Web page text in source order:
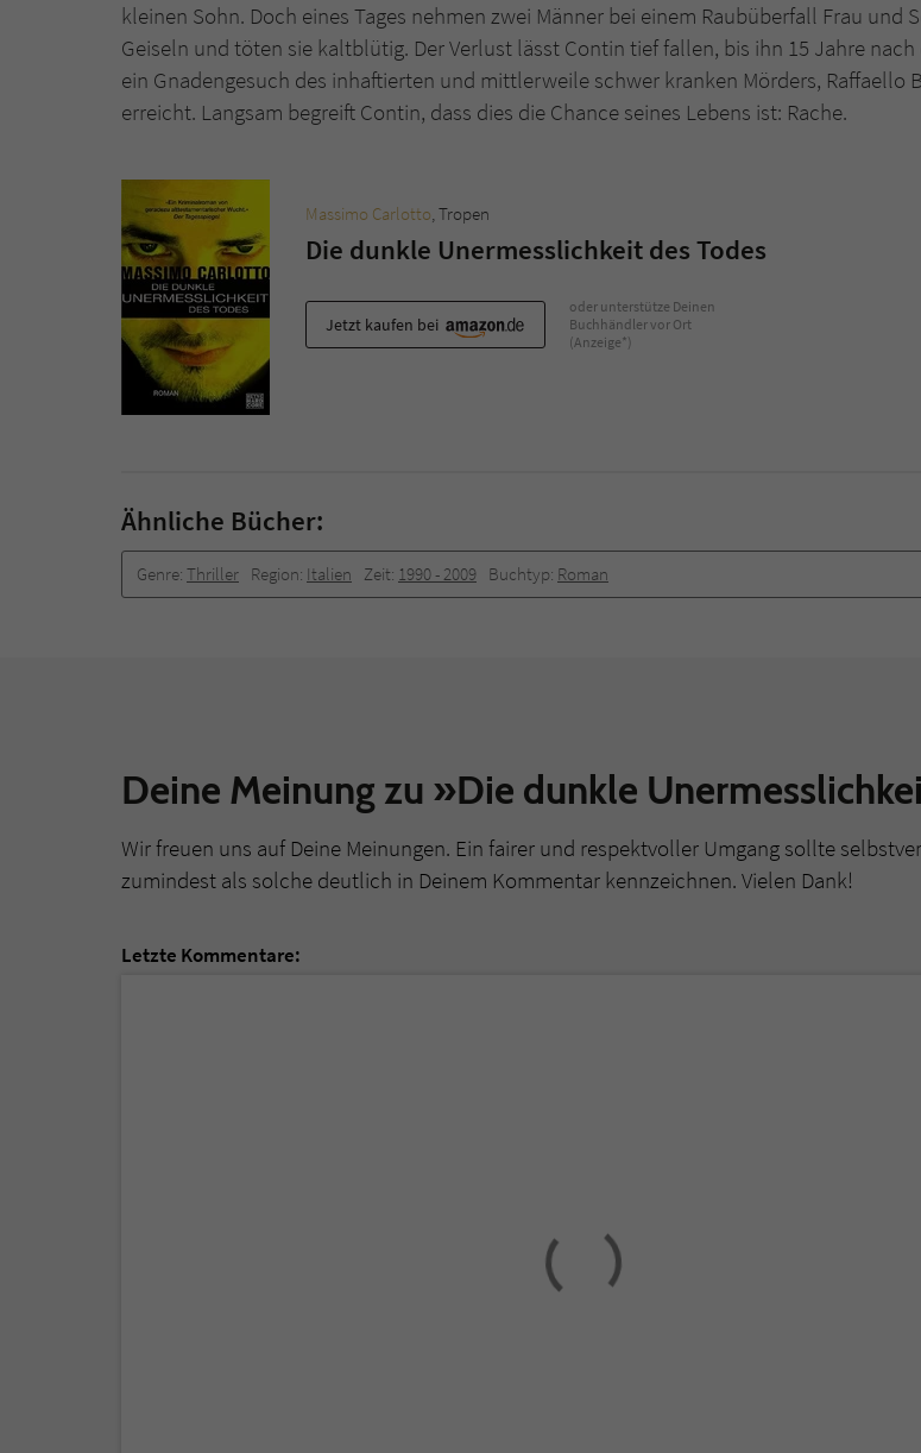
kleinen Sohn. Doch eines Tages nehmen zwei Männer bei einem Raubüberfall Frau und
Geiseln und töten sie kaltblütig. Der Verlust lässt Contin tief fallen, bis ihn 15 Jahre nach
ein Gnadengesuch des inhaftierten und mittlerweile schwer kranken Mörders, Raffaello
erreicht. Langsam begreift Contin, dass dies die Chance seines Lebens ist: Rache.
Massimo Carlotto, Tropen
Die dunkle Unermesslichkeit des Todes
Jetzt kaufen bei
oder unterstütze Deinen
Buchhändler vor Ort
(Anzeige*)
Ähnliche Bücher:
Genre: Thriller Region: Italien Zeit: 1990 -­ 2009 Buchtyp: Roman
Deine Meinung zu »Die dunkle
Wir freuen uns auf Deine Meinungen. Ein fairer und respektvoller Umgang sollte
zumindest als solche deutlich in Deinem Kommentar kennzeichnen. Vielen Dank!
Letzte Kommentare:
Name tx_pwcomments_ahash
Anbieter Literatur-Couch Medien GmbH & Co.
Name fe_typo_user
Anbieter